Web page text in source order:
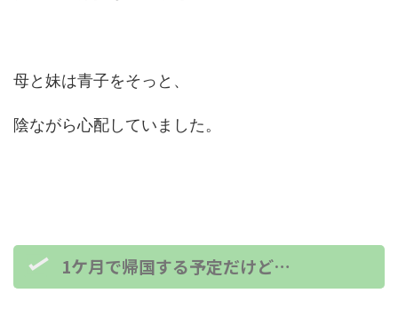
母と妹は青子をそっと、
陰ながら心配していました。
1ケ月で帰国する予定だけど…